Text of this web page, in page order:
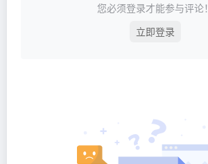
您必须登录才能参与评论！
立即登录